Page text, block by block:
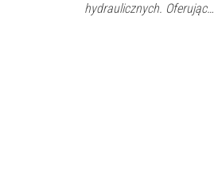
hydraulicznych. Oferując…